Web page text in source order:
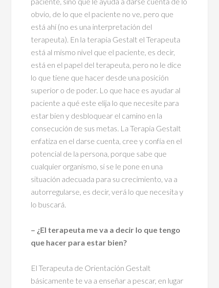
obvio, de lo que el paciente no ve, pero que
está ahí (no es una interpretación del
terapeuta). En la terapia Gestalt el Terapeuta
está al mismo nivel que el paciente, es decir,
está en el papel del terapeuta, pero no le dice
lo que tiene que hacer desde una posición
superior o de poder. Lo que hace es ayudar al
paciente a qué este elija lo que necesite para
estar bien y desbloquear el camino en la
consecución de sus metas. La Terapia Gestalt
enfatiza en el darse cuenta, cree y confía en el
potencial de la persona, porque sabe que
cualquier organismo, si se le pone en una
situación adecuada para su crecimiento, va a
autorregularse, es decir, verá lo que necesita y
lo buscará.
– ¿El terapeuta me va a decir lo que tengo
que hacer para estar bien?
El Terapeuta de Orientación Gestalt
básicamente te va a enseñar a pescar, en lugar